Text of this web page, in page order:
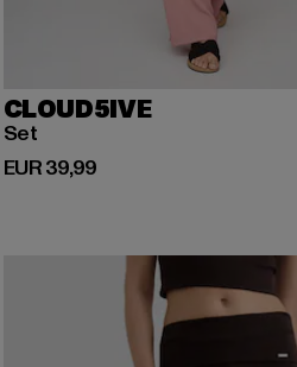
CLOUD5IVE
Set
EUR 39,99
Derzeitiger Preis: EUR 39,99